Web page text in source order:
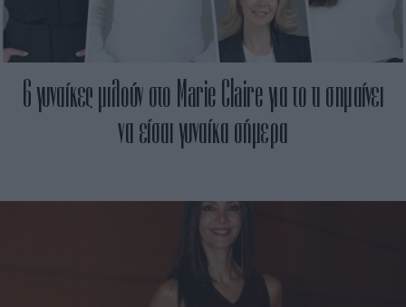
6 γυναίκες μιλούν στο Marie Claire για το τι σημαίνει
να είσαι γυναίκα σήμερα